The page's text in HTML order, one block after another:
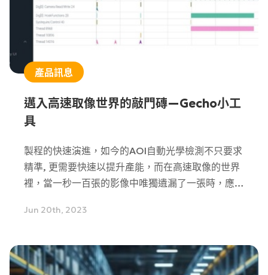
產品訊息
邁入高速取像世界的敲門磚—Gecho小工
具
製程的快速演進，如今的AOI自動光學檢測不只要求
精準, 更需要快速以提升產能，而在高速取像的世界
裡，當一秒一百張的影像中唯獨遺漏了一張時，應該
工具來找出問題點。
Jun 20th, 2023